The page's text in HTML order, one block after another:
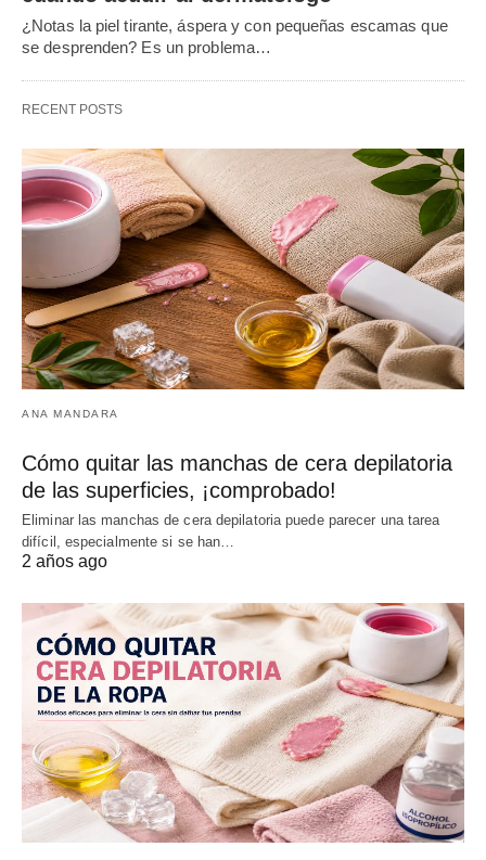
¿Notas la piel tirante, áspera y con pequeñas escamas que
se desprenden? Es un problema…
RECENT POSTS
ANA MANDARA
Cómo quitar las manchas de cera depilatoria
de las superficies, ¡comprobado!
Eliminar las manchas de cera depilatoria puede parecer una tarea
difícil, especialmente si se han…
2 años ago